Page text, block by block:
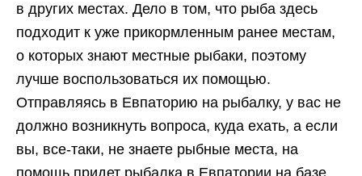
в других местах. Дело в том, что рыба здесь
подходит к уже прикормленным ранее местам,
о которых знают местные рыбаки, поэтому
лучше воспользоваться их помощью.
Отправляясь в Евпаторию на рыбалку, у вас не
должно возникнуть вопроса, куда ехать, а если
вы, все-таки, не знаете рыбные места, на
помощь придет рыбалка в Евпатории на базе